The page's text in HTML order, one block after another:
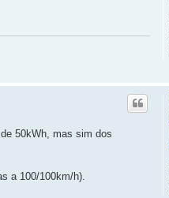
50kWh, mas sim dos
a 100/100km/h).